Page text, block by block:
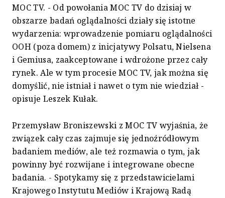
MOC TV. - Od powołania MOC TV do dzisiaj w
obszarze badań oglądalności działy się istotne
wydarzenia: wprowadzenie pomiaru oglądalności
OOH (poza domem) z inicjatywy Polsatu, Nielsena
i Gemiusa, zaakceptowane i wdrożone przez cały
rynek. Ale w tym procesie MOC TV, jak można się
domyślić, nie istniał i nawet o tym nie wiedział -
opisuje Leszek Kułak.
Przemysław Broniszewski z MOC TV wyjaśnia, że
związek cały czas zajmuje się jednoźródłowym
badaniem mediów, ale też rozmawia o tym, jak
powinny być rozwijane i integrowane obecne
badania. - Spotykamy się z przedstawicielami
Krajowego Instytutu Mediów i Krajową Radą